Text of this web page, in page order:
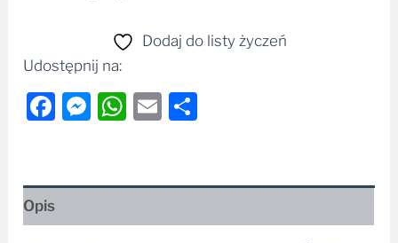
Dodaj do listy życzeń
Udostępnij na:
Facebook
Messenger
WhatsApp
Email
Opis